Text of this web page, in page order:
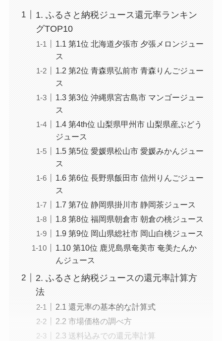
1. ふるさと納税ジュース還元率ランキン
グTOP10
1.1 第1位 北海道夕張市 夕張メロンジュー
ス
1.2 第2位 青森県弘前市 青森りんごジュー
ス
1.3 第3位 沖縄県宮古島市 マンゴージュー
ス
1.4 第4th位 山梨県甲州市 山梨県産ぶどう
ジュース
1.5 第5位 愛媛県松山市 愛媛みかんジュー
ス
1.6 第6位 長野県飯田市 信州りんごジュー
ス
1.7 第7位 静岡県掛川市 静岡茶ジュース
1.8 第8位 福岡県朝倉市 朝倉の桃ジュース
1.9 第9位 岡山県総社市 岡山白桃ジュース
1.10 第10位 鹿児島県奄美市 奄美たんか
んジュース
2. ふるさと納税ジュースの還元率計算方
法
2.1 還元率の基本的な計算式
2.2 市場価格の調べ方
2.3 送料込みでの還元率計算